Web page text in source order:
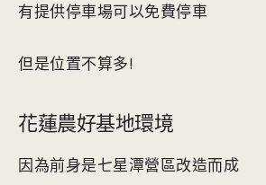
有提供停車場可以免費停車
但是位置不算多!
花蓮農好基地環境
因為前身是七星潭營區改造而成